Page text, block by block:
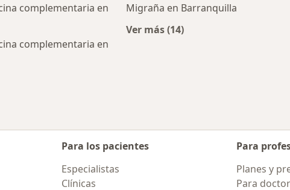
complementaria en
complementaria en
Migraña en Barranquilla
Ver más (14)
Más en esta categoría:
Para los pacientes
Especialistas
Clínicas
Para
Planes y
Para